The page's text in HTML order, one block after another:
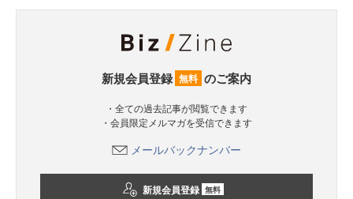
新規会員登録 無料 のご案内
・全ての過去記事が閲覧できます
・会員限定メルマガを受信できます
メールバックナンバー
新規会員登録 無料